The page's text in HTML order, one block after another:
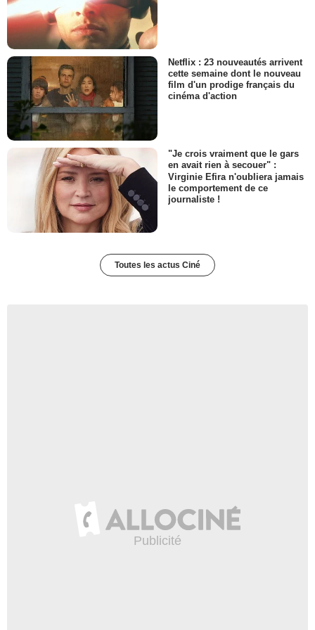
Netflix : 23 nouveautés arrivent
cette semaine dont le nouveau
film d'un prodige français du
cinéma d'action
"Je crois vraiment que le gars
en avait rien à secouer" :
Virginie Efira n'oubliera jamais
le comportement de ce
journaliste !
Toutes les actus Ciné